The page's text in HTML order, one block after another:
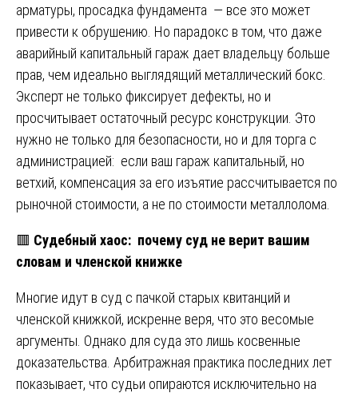
арматуры, просадка фундамента — все это может
привести к обрушению. Но парадокс в том, что даже
аварийный капитальный гараж дает владельцу больше
прав, чем идеально выглядящий металлический бокс.
Эксперт не только фиксирует дефекты, но и
просчитывает остаточный ресурс конструкции. Это
нужно не только для безопасности, но и для торга с
администрацией: если ваш гараж капитальный, но
ветхий, компенсация за его изъятие рассчитывается по
рыночной стоимости, а не по стоимости металлолома.
🟥 Судебный хаос: почему суд не верит вашим
словам и членской книжке
Многие идут в суд с пачкой старых квитанций и
членской книжкой, искренне веря, что это весомые
аргументы. Однако для суда это лишь косвенные
доказательства. Арбитражная практика последних лет
показывает, что судьи опираются исключительно на